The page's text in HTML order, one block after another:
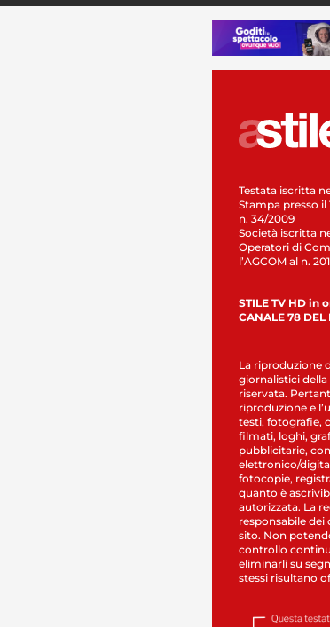
Testata iscritta
Stampa presso il
n. 34/2009
Società iscritta
Operatori di
l’AGCOM al n.
STILE TV HD in
CANALE 78 DEL
La riproduzione
giornalistici della
riservata.
riproduzione e
testi, fotografie,
filmati, loghi,
pubblicitarie,
elettronico/
fotocopie,
quanto è
autorizzata. La
responsabile
sito. Non
controllo
eliminarli su
stessi risultano